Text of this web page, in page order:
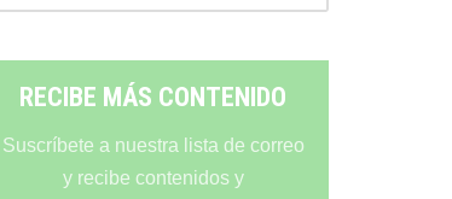
RECIBE MÁS CONTENIDO
Suscríbete a nuestra lista de correo
y recibe contenidos y